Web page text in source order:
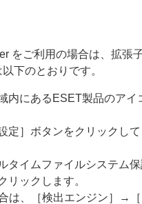
をご利用の場合は、拡張
下のとおりです。
内にあるESET製品のア
定］ボタンをクリックし
タイムファイルシステム
リックします。
は、［検出エンジン］→